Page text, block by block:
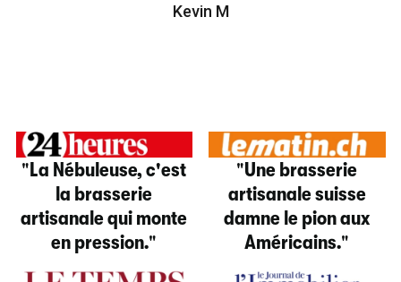
Kevin M
"La Nébuleuse, c'est
la brasserie
artisanale qui monte
en pression."
"Une brasserie
artisanale suisse
damne le pion aux
Américains."